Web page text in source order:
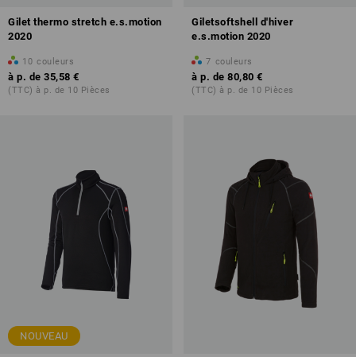
Gilet thermo stretch e.s.motion
2020
10 couleurs
à p. de 35,58 €
(TTC) à p. de 10 Pièces
Giletsoftshell d'hiver
e.s.motion 2020
7 couleurs
à p. de 80,80 €
(TTC) à p. de 10 Pièces
NOUVEAU